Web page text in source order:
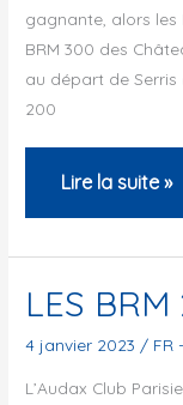
gagnante, alors les
BRM 300 des
au départ de Serris
200
LES
BRM
2024
L’ACP
Lire la suite »
LES BRM
4 janvier 2023 / FR
L’Audax Club